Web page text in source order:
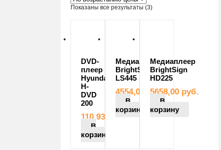
Показаны все результаты (3)Цены:
DVD-
плеер
Hyundai
H-
DVD
200
110,93 руб.
В
корзину
Медиаплеер
BrightSign
LS445
4554,00 руб.
В
корзину
Медиаплеер
BrightSign
HD225
5658,00 руб.
В
корзину